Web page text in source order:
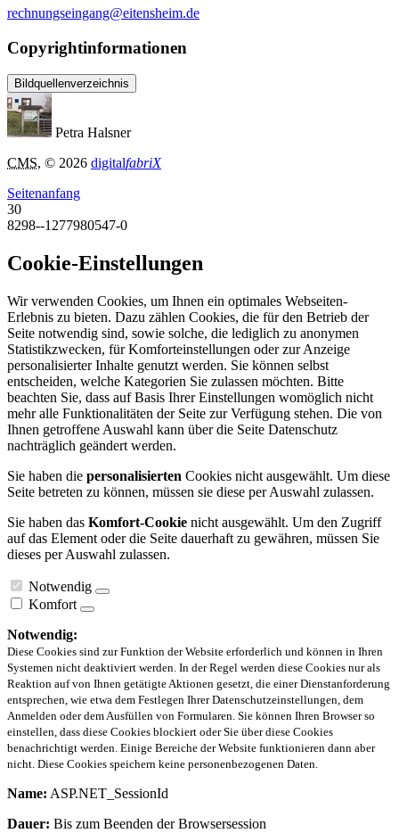
rechnungseingang@eitensheim.de
Copyrightinformationen
Bildquellenverzeichnis
Petra Halsner
CMS, © 2026 digitalfabriX
Seitenanfang
30
8298--1277980547-0
Cookie-Einstellungen
Wir verwenden Cookies, um Ihnen ein optimales Webseiten-
Erlebnis zu bieten. Dazu zählen Cookies, die für den Betrieb der
Seite notwendig sind, sowie solche, die lediglich zu anonymen
Statistikzwecken, für Komforteinstellungen oder zur Anzeige
personalisierter Inhalte genutzt werden. Sie können selbst
entscheiden, welche Kategorien Sie zulassen möchten. Bitte
beachten Sie, dass auf Basis Ihrer Einstellungen womöglich nicht
mehr alle Funktionalitäten der Seite zur Verfügung stehen. Die von
Ihnen getroffene Auswahl kann über die Seite Datenschutz
nachträglich geändert werden.
Sie haben die personalisierten Cookies nicht ausgewählt. Um diese
Seite betreten zu können, müssen sie diese per Auswahl zulassen.
Sie haben das Komfort-Cookie nicht ausgewählt. Um den Zugriff
auf das Element oder die Seite dauerhaft zu gewähren, müssen Sie
dieses per Auswahl zulassen.
Notwendig
Komfort
Notwendig:
Diese Cookies sind zur Funktion der Website erforderlich und können in Ihren
Systemen nicht deaktiviert werden. In der Regel werden diese Cookies nur als
Reaktion auf von Ihnen getätigte Aktionen gesetzt, die einer Dienstanforderung
entsprechen, wie etwa dem Festlegen Ihrer Datenschutzeinstellungen, dem
Anmelden oder dem Ausfüllen von Formularen. Sie können Ihren Browser so
einstellen, dass diese Cookies blockiert oder Sie über diese Cookies
benachrichtigt werden. Einige Bereiche der Website funktionieren dann aber
nicht. Diese Cookies speichern keine personenbezogenen Daten.
Name: ASP.NET_SessionId
Dauer: Bis zum Beenden der Browsersession